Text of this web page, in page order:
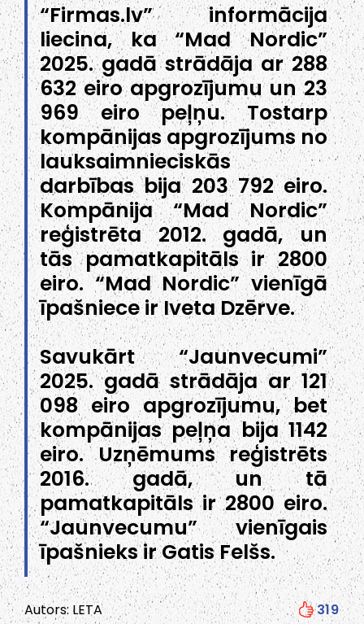
“Firmas.lv” informācija
liecina, ka “Mad Nordic”
2025. gadā strādāja ar 288
632 eiro apgrozījumu un 23
969 eiro peļņu. Tostarp
kompānijas apgrozījums no
lauksaimnieciskās
darbības bija 203 792 eiro.
Kompānija “Mad Nordic”
reģistrēta 2012. gadā, un
tās pamatkapitāls ir 2800
eiro. “Mad Nordic” vienīgā
īpašniece ir Iveta Dzērve.
Savukārt “Jaunvecumi”
2025. gadā strādāja ar 121
098 eiro apgrozījumu, bet
kompānijas peļņa bija 1142
eiro. Uzņēmums reģistrēts
2016. gadā, un tā
pamatkapitāls ir 2800 eiro.
“Jaunvecumu” vienīgais
īpašnieks ir Gatis Felšs.
Autors: LETA
319